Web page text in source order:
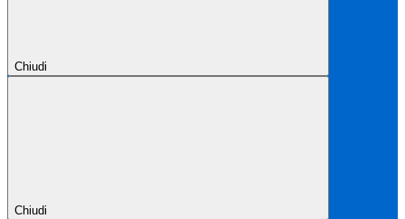
Chiudi
Chiudi